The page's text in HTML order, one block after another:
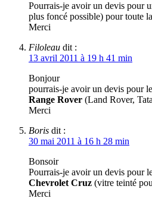
Pourrais-je avoir un devis pour
plus foncé possible) pour toute
Merci
Filoleau dit :
13 avril 2011 à 19 h 41 min
Bonjour
pourrais-je avoir un devis pour
Range Rover (Land Rover,
Merci
Boris dit :
30 mai 2011 à 16 h 28 min
Bonsoir
Pourrais-je avoir un devis pour
Chevrolet Cruz (vitre teinté
Merci